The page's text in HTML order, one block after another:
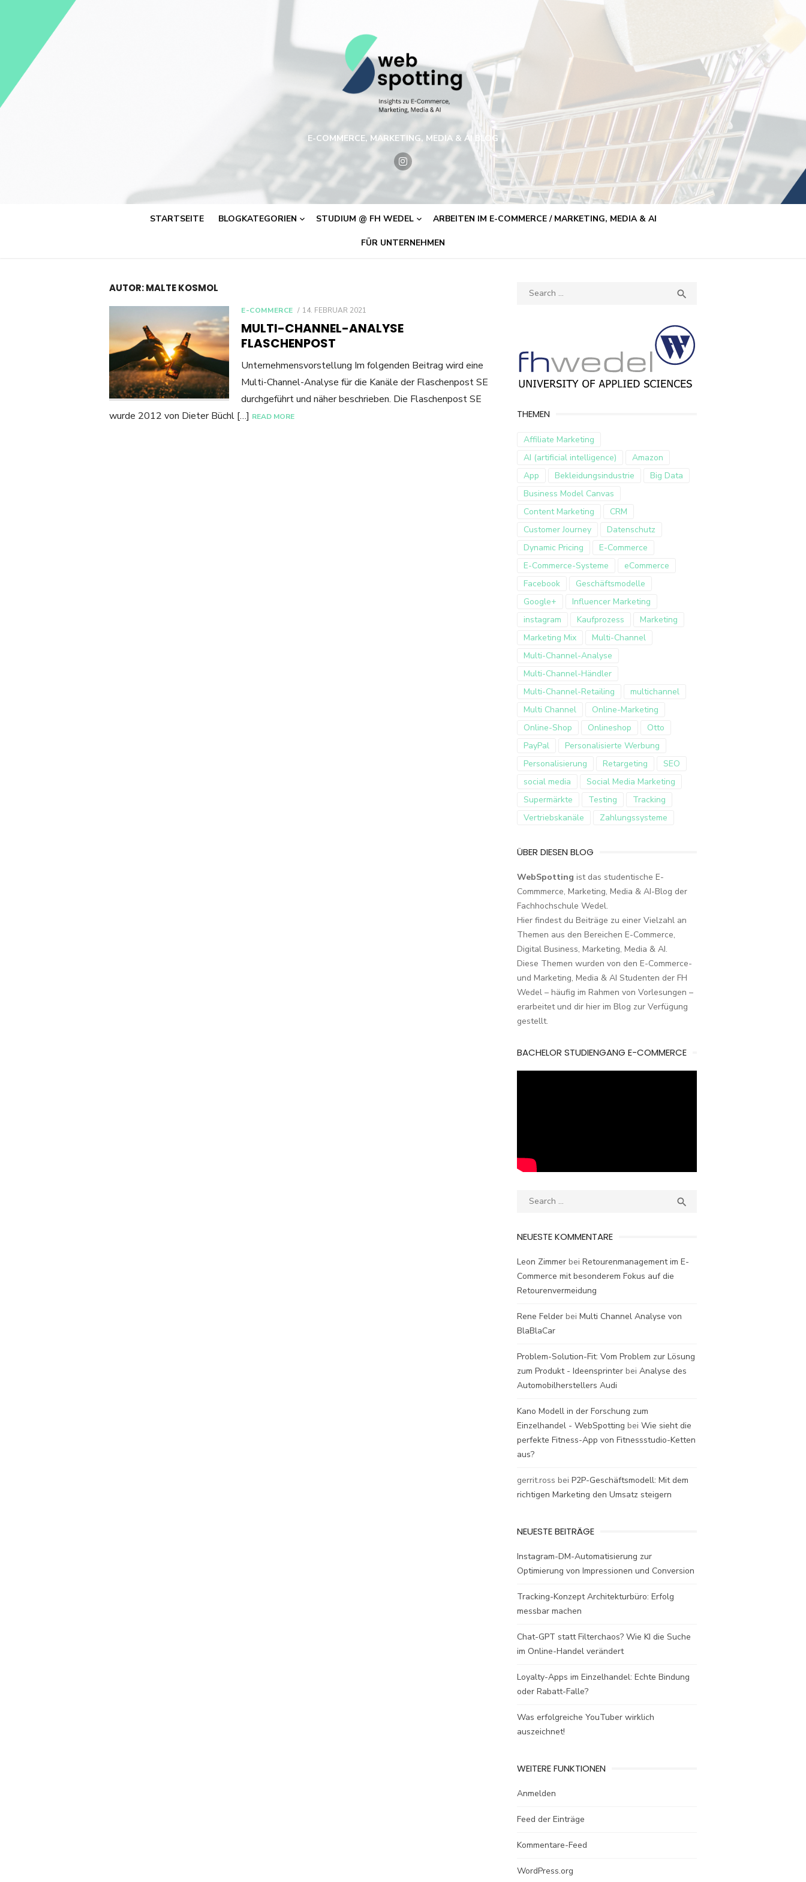
E-COMMERCE, MARKETING, MEDIA & AI BLOG
STARTSEITE BLOGKATEGORIEN STUDIUM @ FH WEDEL ARBEITEN IM E-COMMERCE / MARKETING, MEDIA & AI
FÜR UNTERNEHMEN
AUTOR:MALTE KOSMOL
E-COMMERCE
POSTED
14. FEBRUAR 2021
MULTI-CHANNEL-ANALYSE
FLASCHENPOST
Unternehmensvorstellung Im folgenden Beitrag wird eine
Multi-Channel-Analyse für die Kanäle der Flaschenpost SE
durchgeführt und näher beschrieben. Die Flaschenpost SE
wurde 2012 von Dieter Büchl […] READ MORE
Search

THEMEN
Affiliate Marketing
AI (artificial intelligence)
Amazon
App
Bekleidungsindustrie
Big Data
Business Model Canvas
Content Marketing
CRM
Customer Journey
Datenschutz
Dynamic Pricing
E-Commerce
E-Commerce-Systeme
eCommerce
Facebook
Geschäftsmodelle
Google+
Influencer Marketing
instagram
Kaufprozess
Marketing
Marketing Mix
Multi-Channel
Multi-Channel-Analyse
Multi-Channel-Händler
Multi-Channel-Retailing
multichannel
Multi Channel
Online-Marketing
Online-Shop
Onlineshop
Otto
PayPal
Personalisierte Werbung
Personalisierung
Retargeting
SEO
social media
Social Media Marketing
Supermärkte
Testing
Tracking
Vertriebskanäle
Zahlungssysteme
ÜBER DIESEN BLOG
WebSpotting ist das studentische E-
Commmerce, Marketing, Media & AI-Blog der
Fachhochschule Wedel.
Hier findest du Beiträge zu einer Vielzahl an
Themen aus den Bereichen E-Commerce,
Digital Business, Marketing, Media & AI.
Diese Themen wurden von den E-Commerce-
und Marketing, Media & AI Studenten der FH
Wedel – häufig im Rahmen von Vorlesungen –
erarbeitet und dir hier im Blog zur Verfügung
gestellt.
BACHELOR STUDIENGANG E-COMMERCE
Search

NEUESTE KOMMENTARE
Leon Zimmer bei Retourenmanagement im E-
Commerce mit besonderem Fokus auf die
Retourenvermeidung
Rene Felder bei Multi Channel Analyse von
BlaBlaCar
Problem-Solution-Fit: Vom Problem zur Lösung
zum Produkt - Ideensprinter bei Analyse des
Automobilherstellers Audi
Kano Modell in der Forschung zum
Einzelhandel - WebSpotting bei Wie sieht die
perfekte Fitness-App von Fitnessstudio-Ketten
aus?
gerrit.ross bei P2P-Geschäftsmodell: Mit dem
richtigen Marketing den Umsatz steigern
NEUESTE BEITRÄGE
Instagram-DM-Automatisierung zur
Optimierung von Impressionen und Conversion
Tracking-Konzept Architekturbüro: Erfolg
messbar machen
Chat-GPT statt Filterchaos? Wie KI die Suche
im Online-Handel verändert
Loyalty-Apps im Einzelhandel: Echte Bindung
oder Rabatt-Falle?
Was erfolgreiche YouTuber wirklich
auszeichnet!
WEITERE FUNKTIONEN
Anmelden
Feed der Einträge
Kommentare-Feed
WordPress.org